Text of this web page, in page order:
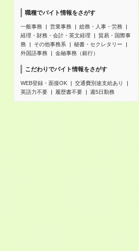
職種でバイト情報をさがす
一般事務 営業事務
総務・人事・労務
経理・財務・会計・英文経理
貿易・国際事
務
その他事務系
秘書・セクレタリー
外国語事務
金融事務（銀行）
こだわりでバイト情報をさがす
WEB登録・面接OK
交通費別途支給あり
英語力不要
履歴書不要 週5日勤務